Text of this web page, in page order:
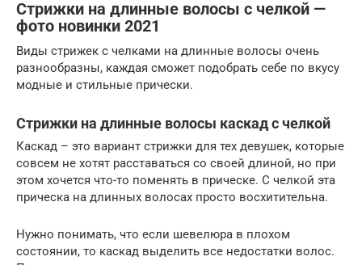
Стрижки на длинные волосы с челкой —
фото новинки 2021
Виды стрижек с челками на длинные волосы очень
разнообразны, каждая сможет подобрать себе по вкусу
модные и стильные прически.
Стрижки на длинные волосы каскад с челкой
Каскад – это вариант стрижки для тех девушек, которые
совсем не хотят расставаться со своей длиной, но при
этом хочется что-то поменять в прическе. С челкой эта
прическа на длинных волосах просто восхитительна.
Нужно понимать, что если шевелюра в плохом
состоянии, то каскад выделить все недостатки волос.